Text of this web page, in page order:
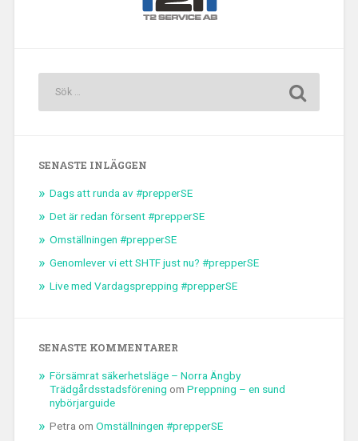
SENASTE INLÄGGEN
Dags att runda av #prepperSE
Det är redan försent #prepperSE
Omställningen #prepperSE
Genomlever vi ett SHTF just nu? #prepperSE
Live med Vardagsprepping #prepperSE
SENASTE KOMMENTARER
Försämrat säkerhetsläge – Norra Ängby
Trädgårdsstadsförening om Preppning – en sund
nybörjarguide
Petra om Omställningen #prepperSE